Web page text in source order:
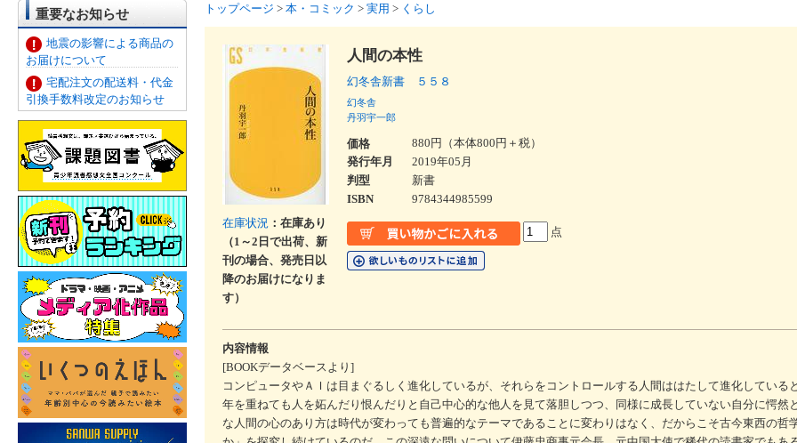
重要なお知らせ
地震の影響による商品の
お届けについて
宅配注文の配送料・代金
引換手数料改定のお知らせ
トップページ > 本・コミック > 実用 > くらし
在庫状況 ：在庫あり
（1～2日で出荷、新
刊の場合、発売日以
降のお届けになりま
す）
人間の本性
幻冬舎新書 ５５８
幻冬舎
丹羽宇一郎
価格
880円（本体800円＋税）
発行年月
2019年05月
判型
新書
ISBN
9784344985599
点
内容情報
[BOOKデータベースより]
コンピュータやＡＩは目まぐるしく進化しているが、それらをコントロールする人間ははたして進化している
年を重ねても人を妬んだり恨んだりと自己中心的な他人を見て落胆しつつ、同様に成長していない自分に愕然
な人間の心のあり方は時代が変わっても普遍的なテーマであることに変わりはなく、だからこそ古今東西の哲